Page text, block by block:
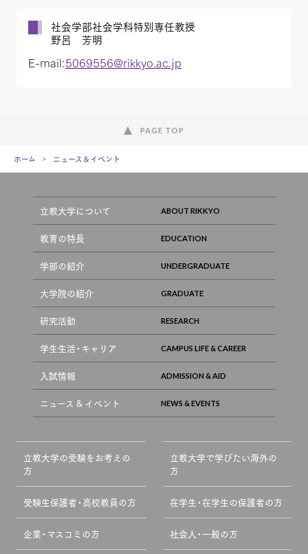
社会学部社会学科特別専任教授
野呂 芳明
E-mail:5069556@rikkyo.ac.jp
PAGE TOP
ホーム ニュース＆イベント
立教大学について
教育の特長
学部の紹介
大学院の紹介
研究活動
学生生活・キャリア
入試情報
ニュース & イベント
立教大学の受験をお考えの
方
立教大学で学びたい海外の
方
受験生保護者・高校教員の方 在学生・在学生の保護者の方
企業・マスコミの方 社会人・一般の方